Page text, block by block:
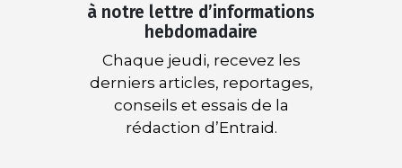
à notre lettre d’informations
hebdomadaire
Chaque jeudi, recevez les
derniers articles, reportages,
conseils et essais de la
rédaction d’Entraid.